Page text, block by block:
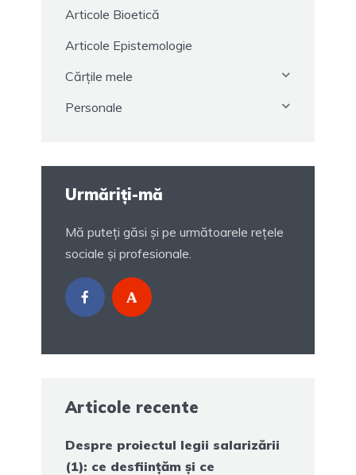
Articole Bioetică
Articole Epistemologie
Cărțile mele
Personale
Urmăriți-mă
Mă puteți găsi și pe următoarele rețele
sociale și profesionale.
Articole recente
Despre proiectul legii salarizării
(1): ce desființăm și ce